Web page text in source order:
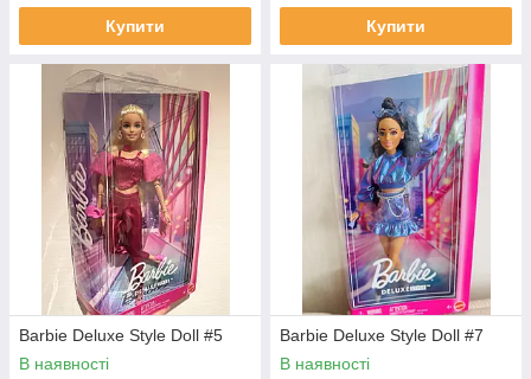
Купити Купити
Barbie Deluxe Style Doll #5
В наявності
Barbie Deluxe Style Doll #7
В наявності